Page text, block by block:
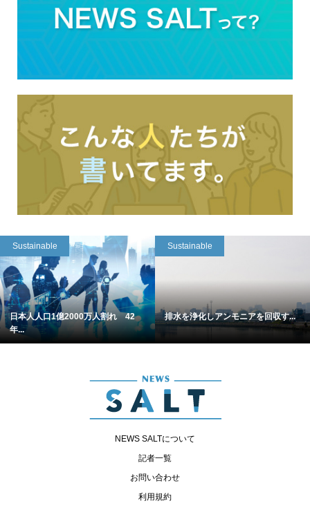
Sustainable
日本人人口1億2000万人割れ 42
年...
Sustainable
排水を浄化しアンモニアを回収す...
NEWS SALTについて
記者一覧
お問い合わせ
利用規約